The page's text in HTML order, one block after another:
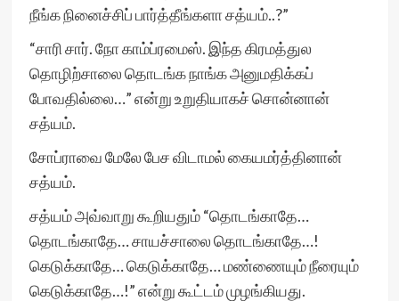
நீங்க நினைச்சிப் பார்த்தீங்களா சத்யம்..?”
“சாரி சார். நோ காம்ப்ரமைஸ். இந்த கிரமத்துல
தொழிற்சாலை தொடங்க நாங்க அனுமதிக்கப்
போவதில்லை…” என்று உறுதியாகச் சொன்னான்
சத்யம்.
சோப்ராவை மேலே பேச விடாமல் கையமர்த்தினான்
சத்யம்.
சத்யம் அவ்வாறு கூறியதும் “தொடங்காதே…
தொடங்காதே… சாயச்சாலை தொடங்காதே…!
கெடுக்காதே… கெடுக்காதே… மண்ணையும் நீரையும்
கெடுக்காதே…!” என்று கூட்டம் முழங்கியது.